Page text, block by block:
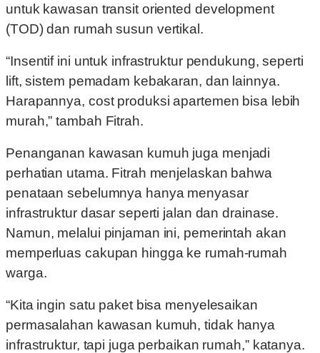
untuk kawasan transit oriented development
(TOD) dan rumah susun vertikal.
“Insentif ini untuk infrastruktur pendukung, seperti
lift, sistem pemadam kebakaran, dan lainnya.
Harapannya, cost produksi apartemen bisa lebih
murah,” tambah Fitrah.
Penanganan kawasan kumuh juga menjadi
perhatian utama. Fitrah menjelaskan bahwa
penataan sebelumnya hanya menyasar
infrastruktur dasar seperti jalan dan drainase.
Namun, melalui pinjaman ini, pemerintah akan
memperluas cakupan hingga ke rumah-rumah
warga.
“Kita ingin satu paket bisa menyelesaikan
permasalahan kawasan kumuh, tidak hanya
infrastruktur, tapi juga perbaikan rumah,” katanya.